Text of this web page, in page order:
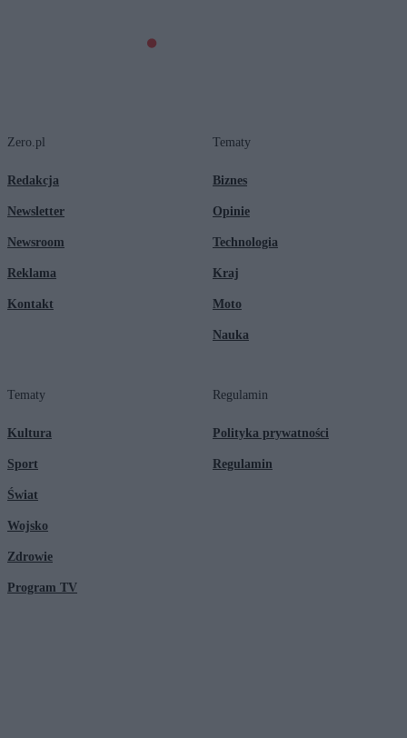
Zero.pl
Redakcja
Newsletter
Newsroom
Reklama
Kontakt
Tematy
Biznes
Opinie
Technologia
Kraj
Moto
Nauka
Tematy
Kultura
Sport
Świat
Wojsko
Zdrowie
Program TV
Regulamin
Polityka prywatności
Regulamin